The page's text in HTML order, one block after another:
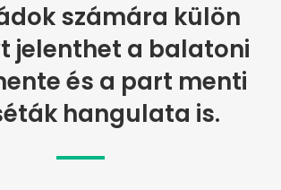
számára külön
jelenthet a balatoni
és a part menti
hangulata is.